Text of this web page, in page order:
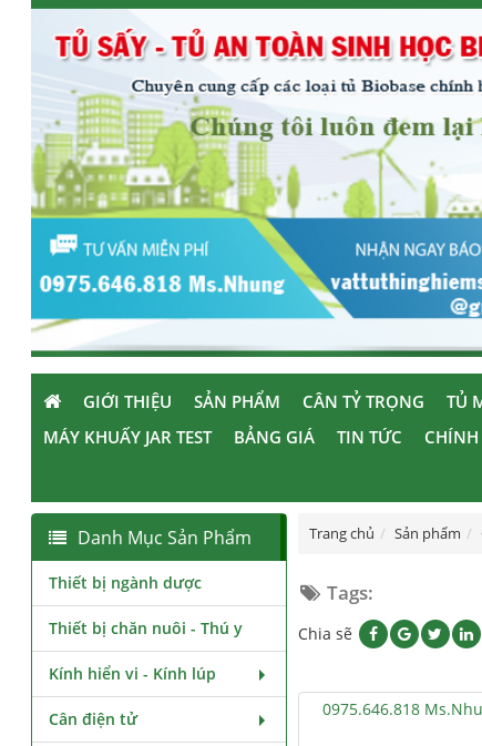
GIỚI THIỆU SẢN PHẨM CÂN TỶ TRỌNG TỦ
MÁY KHUẤY JAR TEST
BẢNG GIÁ TIN TỨC
Trang chủ Sản phẩm
Tags:
Chia sẽ
0975.646.818
Danh Mục Sản Phẩm
Thiết bị ngành dược
Thiết bị chăn nuôi - Thú y
Kính hiển vi - Kính lúp
Cân điện tử